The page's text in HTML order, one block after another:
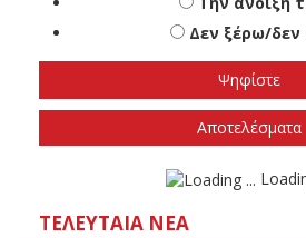
Πότε πιστεύετε ότι θα
εκλογές
Το φθινόπωρο
Την άνοιξη
Δεν ξέρω/δεν